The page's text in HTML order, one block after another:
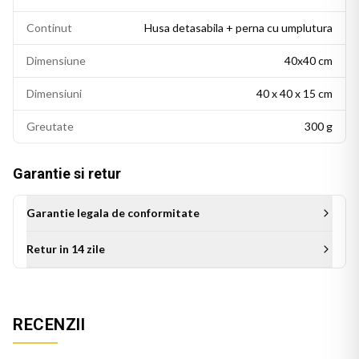
Este potrivita si ca idee de cadou pentru persoanele cu un
Continut Husa detasabila + perna cu umplutura
Dimensiune 40x40 cm
Dimensiuni 40 x 40 x 15 cm
Greutate 300 g
Garantie si retur
Garantie legala de conformitate
Retur in 14 zile
RECENZII